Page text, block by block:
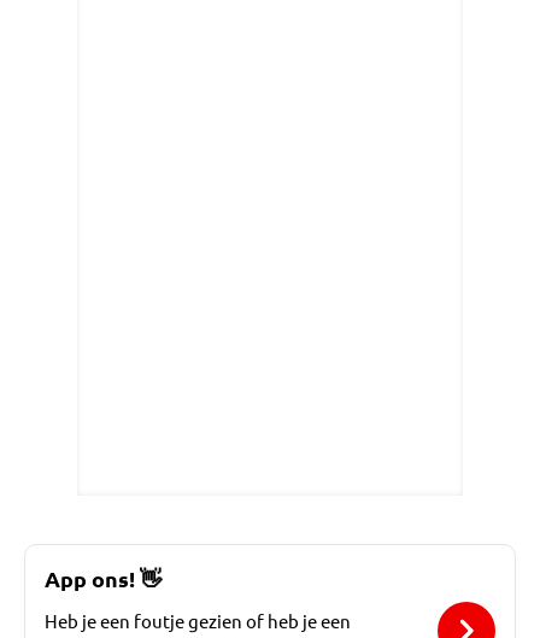
App ons!👋
Heb je een foutje gezien of heb je een